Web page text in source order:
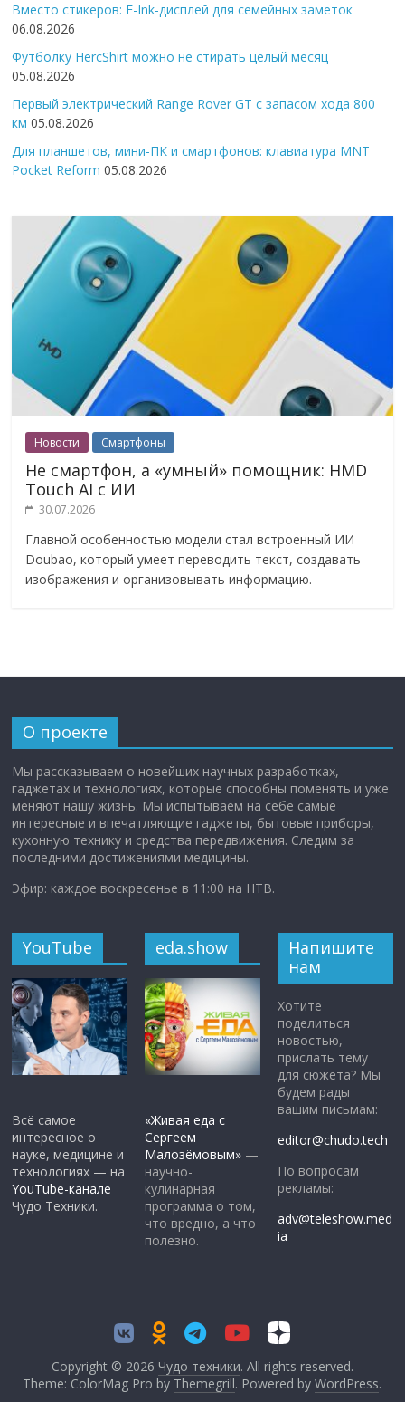
Вместо стикеров: E-Ink-дисплей для семейных заметок
06.08.2026
Футболку HercShirt можно не стирать целый месяц
05.08.2026
Первый электрический Range Rover GT с запасом хода 800
км 05.08.2026
Для планшетов, мини-ПК и смартфонов: клавиатура MNT
Pocket Reform 05.08.2026
Новости Смартфоны
Не смартфон, а «умный» помощник: HMD
Touch AI с ИИ
30.07.2026
Главной особенностью модели стал встроенный ИИ
Doubao, который умеет переводить текст, создавать
изображения и организовывать информацию.
О проекте
Мы рассказываем о новейших научных разработках,
гаджетах и технологиях, которые способны поменять и уже
меняют нашу жизнь. Мы испытываем на себе самые
интересные и впечатляющие гаджеты, бытовые приборы,
кухонную технику и средства передвижения. Следим за
последними достижениями медицины.
Эфир: каждое воскресенье в 11:00 на НТВ.
YouTube
Всё самое
интересное о
науке, медицине и
технологиях — на
YouTube-канале
Чудо Техники.
eda.show
«Живая еда с
Сергеем
Малозёмовым» —
научно-
кулинарная
программа о том,
что вредно, а что
полезно.
Напишите
нам
Хотите
поделиться
новостью,
прислать тему
для сюжета? Мы
будем рады
вашим письмам:
editor@chudo.tech
По вопросам
рекламы:
adv@teleshow.med
ia
Copyright © 2026 Чудо техники. All rights reserved.
Theme: ColorMag Pro by Themegrill. Powered byWordPress.